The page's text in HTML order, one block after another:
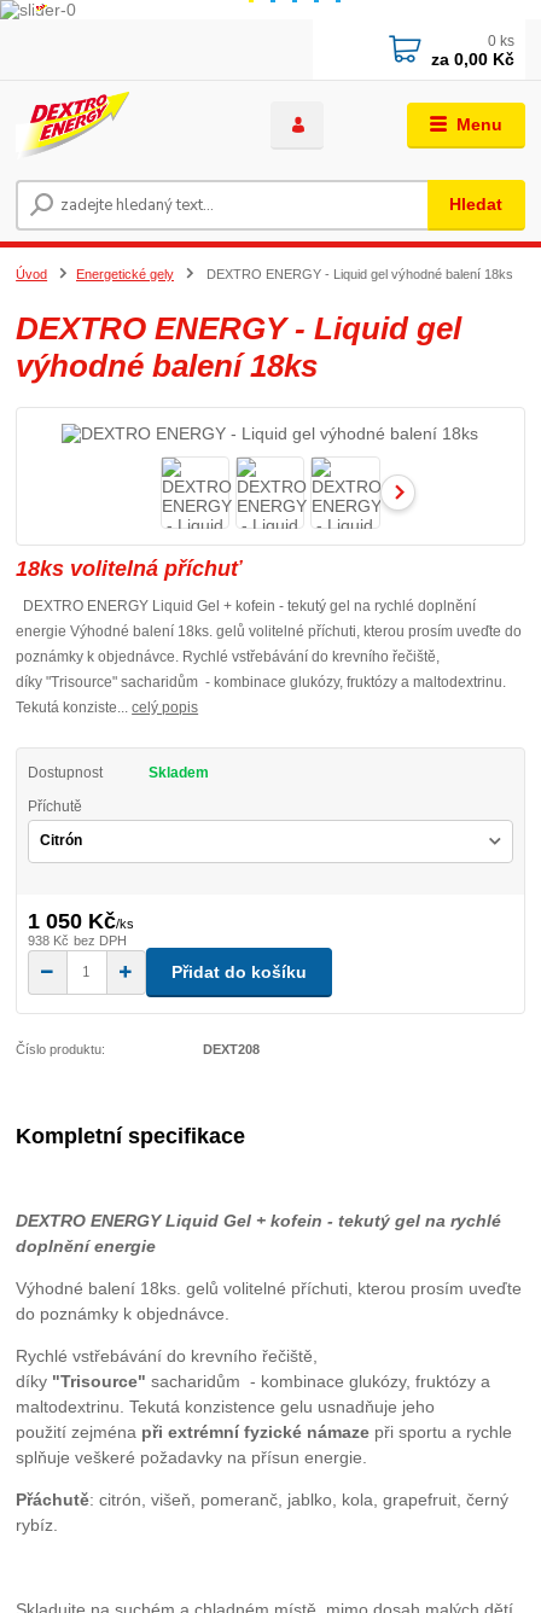
Menu
Hledat
0 ks
za 0,00 Kč
Úvod Energetické gely DEXTRO ENERGY - Liquid gel výhodné balení 18ks
DEXTRO ENERGY - Liquid gel
výhodné balení 18ks
18ks volitelná příchuť
DEXTRO ENERGY Liquid Gel + kofein - tekutý gel na rychlé doplnění
energie Výhodné balení 18ks. gelů volitelné příchuti, kterou prosím uveďte do
poznámky k objednávce. Rychlé vstřebávání do krevního řečiště,
díky "Trisource" sacharidům - kombinace glukózy, fruktózy a maltodextrinu.
Tekutá konziste...celý popis
Dostupnost Skladem
Příchutě
1 050 Kč/ks
938 Kč bez DPH
Přidat do košíku
Číslo produktu: DEXT208
Kompletní specifikace
DEXTRO ENERGY Liquid Gel + kofein - tekutý gel na rychlé
doplnění energie
Výhodné balení 18ks. gelů volitelné příchuti, kterou prosím uveďte
do poznámky k objednávce.
Rychlé vstřebávání do krevního řečiště,
díky "Trisource" sacharidům - kombinace glukózy, fruktózy a
maltodextrinu. Tekutá konzistence gelu usnadňuje jeho
použití zejména při extrémní fyzické námaze při sportu a rychle
splňuje veškeré požadavky na přísun energie.
Přáchutě: citrón, višeň, pomeranč, jablko, kola, grapefruit, černý
rybíz.
Skladujte na suchém a chladném místě, mimo dosah malých dětí.